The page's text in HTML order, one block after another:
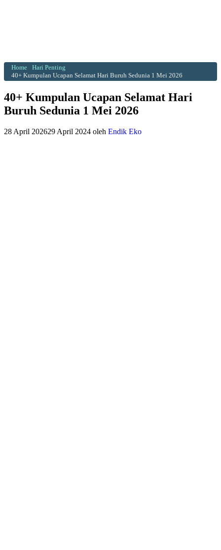
Home
Hari Penting
40+ Kumpulan Ucapan Selamat Hari Buruh Sedunia 1 Mei 2026
40+ Kumpulan Ucapan Selamat Hari
Buruh Sedunia 1 Mei 2026
28 April 202629 April 2024 oleh Endik Eko